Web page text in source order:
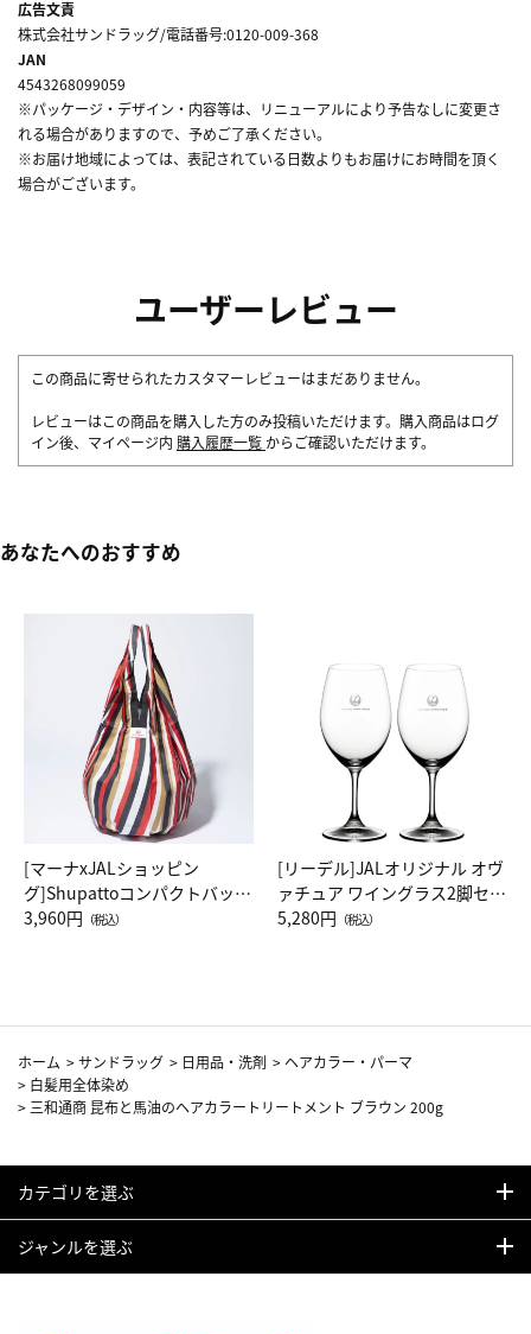
広告文責
株式会社サンドラッグ/電話番号:0120-009-368
JAN
4543268099059
※パッケージ・デザイン・内容等は、リニューアルにより予告なしに変更さ
れる場合がありますので、予めご了承ください。
※お届け地域によっては、表記されている日数よりもお届けにお時間を頂く
場合がございます。
ユーザーレビュー
この商品に寄せられたカスタマーレビューはまだありません。
レビューはこの商品を購入した方のみ投稿いただけます。購入商品はログ
イン後、マイページ内 購入履歴一覧 からご確認いただけます。
あなたへのおすすめ
[マーナxJALショッピン
グ]Shupattoコンパクトバッグ
Drop JAL客室乗務員（LC）ス
3,960円 （税込）
[リーデル]JALオリジナル オヴ
ァチュア ワイングラス2脚セッ
ト（レッドワイン）
5,280円 （税込）
ホーム >サンドラッグ > 日用品・洗剤 > ヘアカラー・パーマ
> 白髪用全体染め
> 三和通商 昆布と馬油のヘアカラートリートメント ブラウン 200g
カテゴリを選ぶ
ジャンルを選ぶ